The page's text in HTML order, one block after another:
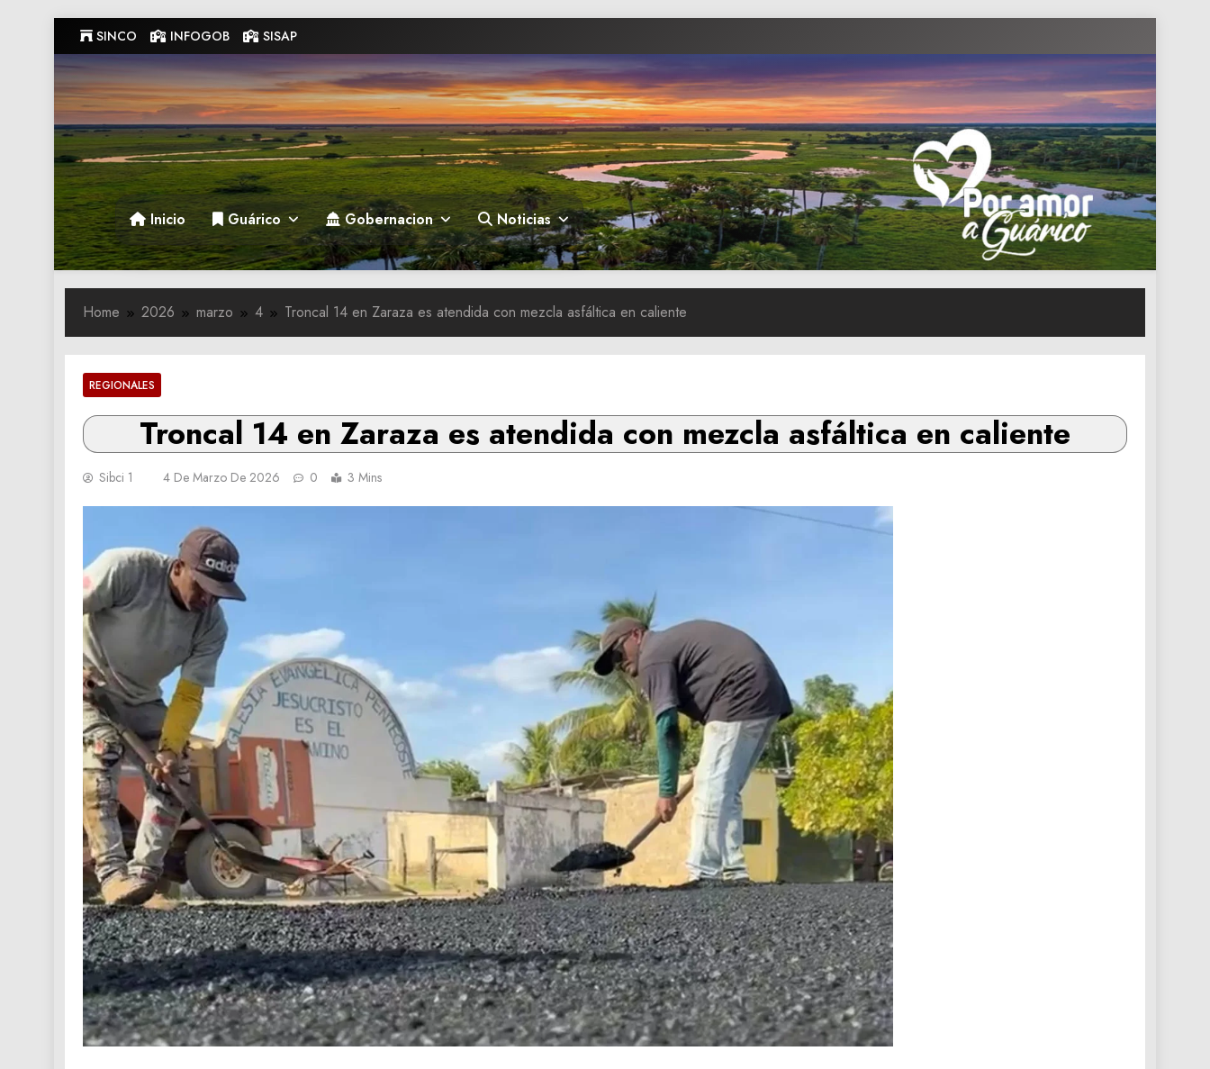
to
content
SINCO INFOGOB SISAP
Gobernacion de Guarico
Gobernacion de Guarico
Inicio Guárico Gobernacion Noticias
Home 2026 marzo 4 Troncal 14 en Zaraza es atendida con mezcla asfáltica en caliente
REGIONALES
Troncal 14 en Zaraza es atendida con mezcla asfáltica en caliente
Sibci 1 4 De Marzo De 2026 0 3 Mins